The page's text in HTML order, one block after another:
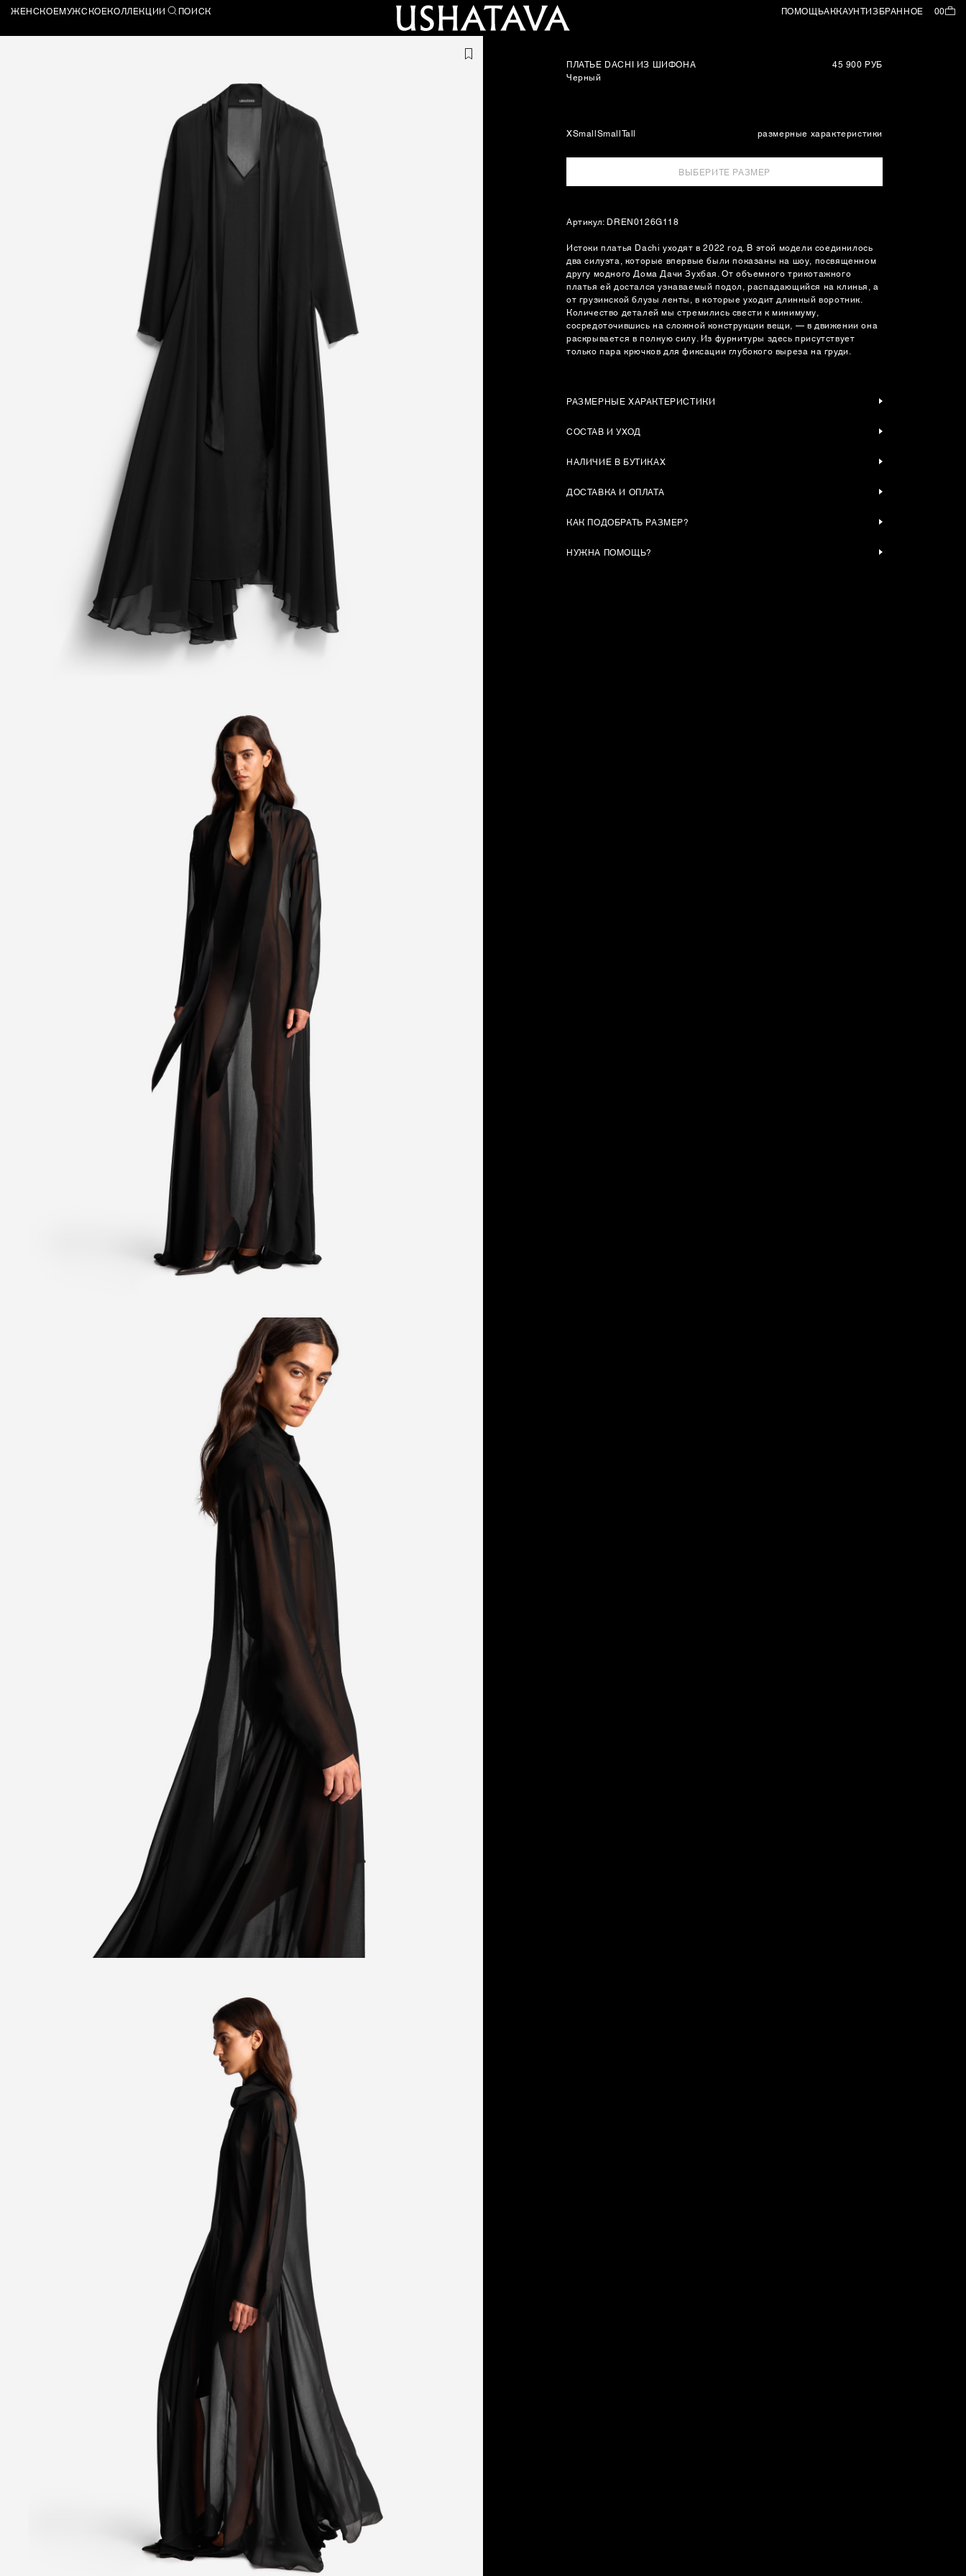
ЖЕНСКОЕМУЖСКОЕКОЛЛЕКЦИИ ПОИСК ПОМОЩЬАККАУНТИЗБРАННОЕ 00
ПЛАТЬЕ DACHI ИЗ ШИФОНА
Черный
45 900 РУБ
XSmallSmallTall размерные характеристики
ВЫБЕРИТЕ РАЗМЕР
Артикул: DREN0126G118
Истоки платья Dachi уходят в 2022 год. В этой модели соединилось
два силуэта, которые впервые были показаны на шоу, посвященном
другу модного Дома Дачи Зухбая. От объемного трикотажного
платья ей достался узнаваемый подол, распадающийся на клинья, а
от грузинской блузы ленты, в которые уходит длинный воротник.
Количество деталей мы стремились свести к минимуму,
сосредоточившись на сложной конструкции вещи, — в движении она
раскрывается в полную силу. Из фурнитуры здесь присутствует
только пара крючков для фиксации глубокого выреза на груди.
РАЗМЕРНЫЕ ХАРАКТЕРИСТИКИ
СОСТАВ И УХОД
НАЛИЧИЕ В БУТИКАХ
ДОСТАВКА И ОПЛАТА
КАК ПОДОБРАТЬ РАЗМЕР?
НУЖНА ПОМОЩЬ?